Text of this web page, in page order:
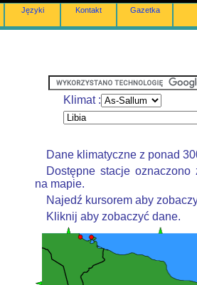
Języki Kontakt Gazetka
Klimat :
Dane klimatyczne z ponad
Dostępne stacje oznaczono
na mapie.
Najedź kursorem aby
Kliknij aby zobaczyć dane.